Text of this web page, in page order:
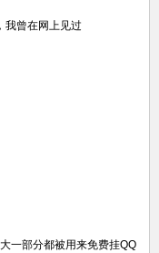
我曾在网上见过
一部分都被用来免费挂QQ